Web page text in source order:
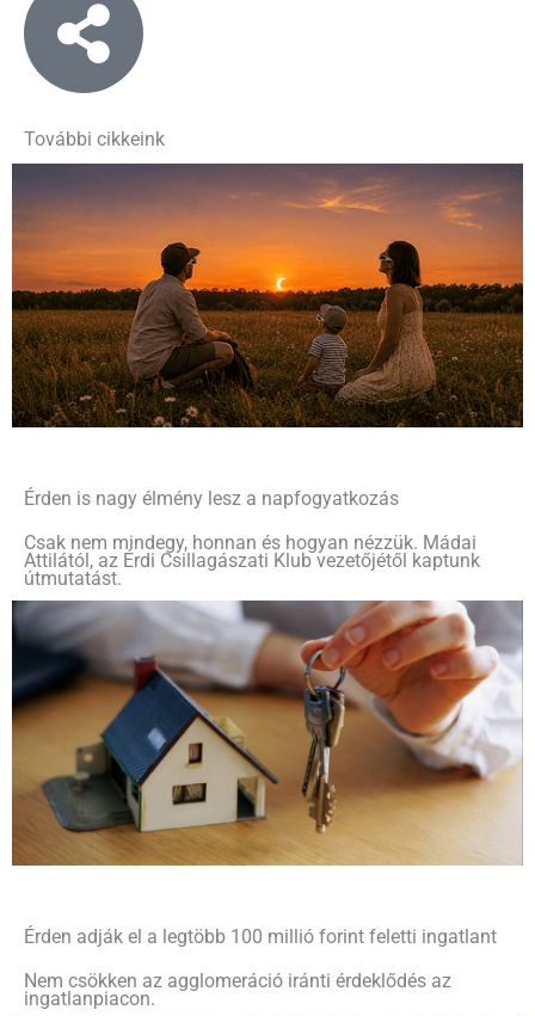
További cikkeink
Érden is nagy élmény lesz a napfogyatkozás
Csak nem mindegy, honnan és hogyan nézzük. Mádai
Attilától, az Érdi Csillagászati Klub vezetőjétől kaptunk
útmutatást.
Érden adják el a legtöbb 100 millió forint feletti ingatlant
Nem csökken az agglomeráció iránti érdeklődés az
ingatlanpiacon.